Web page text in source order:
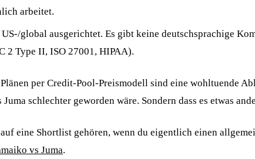
arbeitet.
US-/global ausgerichtet. Es gibt keine deutschsprachige
2 Type II, ISO 27001, HIPAA).
per Credit-Pool-Preismodell sind eine wohltuende
schlechter geworden wäre. Sondern dass es etwas
eine Shortlist gehören, wenn du eigentlich einen
vs Juma.